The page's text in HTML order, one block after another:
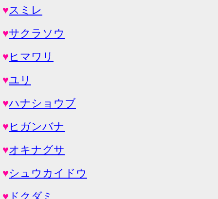
♥スミレ
♥サクラソウ
♥ ヒマワリ
♥ユリ
♥ハナショウブ
♥ ヒガンバナ
♥オキナグサ
♥シュウカイドウ
♥ ドクダミ